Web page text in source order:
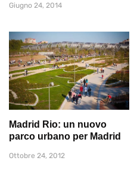
Giugno 24, 2014
Madrid Rio: un nuovo
parco urbano per Madrid
Ottobre 24, 2012